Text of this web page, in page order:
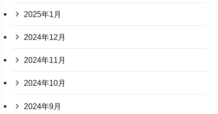
2025年1月
2024年12月
2024年11月
2024年10月
2024年9月